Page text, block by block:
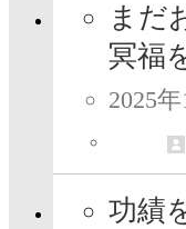
まだ
冥福
2025
功績